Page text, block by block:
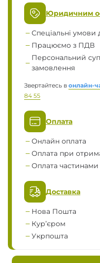
Юридичним
Спеціальні умови
Працюємо з ПДВ
Персональний
замовлення
Звертайтесь в онлайн-
84 55
Оплата
Онлайн оплата
Оплата при
Оплата частинами
Доставка
Нова Пошта
Кур’єром
Укрпошта